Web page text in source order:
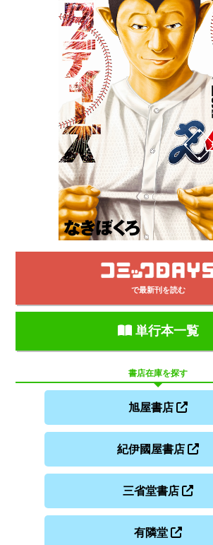
で最新刊を読む
単行本一覧
書店在庫を探す
旭屋書店
紀伊國屋書店
三省堂書店
有隣堂